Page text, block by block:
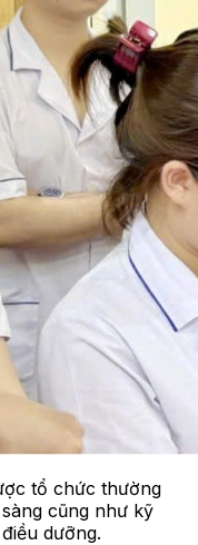
tổ chức thường
cũng như kỹ
dưỡng.